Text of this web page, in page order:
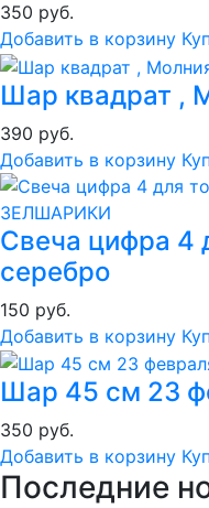
350 руб.
Добавить в корзину
Шар квадрат ,
390 руб.
Добавить в корзину
Свеча цифра 4
серебро
150 руб.
Добавить в корзину
Шар 45 см 23
350 руб.
Добавить в корзину
Последние